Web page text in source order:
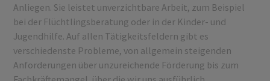
Anliegen. Sie leistet unverzichtbare Arbeit, zum Beispiel
bei der Flüchtlingsberatung oder in der Kinder- und
Jugendhilfe. Auf allen Tätigkeitsfeldern gibt es
verschiedenste Probleme, von allgemein steigenden
Anforderungen über unzureichende Förderung bis zum